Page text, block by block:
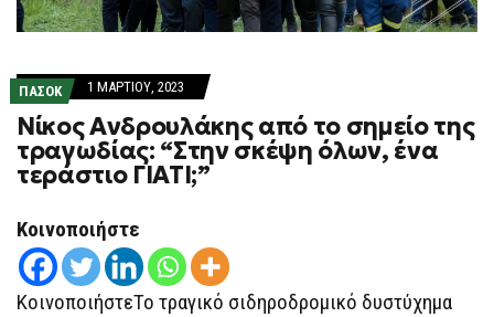
ΠΑΣΟΚ 1 ΜΑΡΤΊΟΥ, 2023
Νίκος Ανδρουλάκης από το σημείο της
τραγωδίας: “Στην σκέψη όλων, ένα
τεράστιο ΓΙΑΤΙ;”
Κοινοποιήστε
ΚοινοποιήστεΤο τραγικό σιδηροδρομικό δυστύχημα